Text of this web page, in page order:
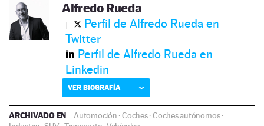
Alfredo Rueda
Perfil de Alfredo Rueda en
Twitter
Perfil de Alfredo Rueda en
Linkedin
VER BIOGRAFÍA
ARCHIVADO EN Automoción ·Coches·Coches autónomos·